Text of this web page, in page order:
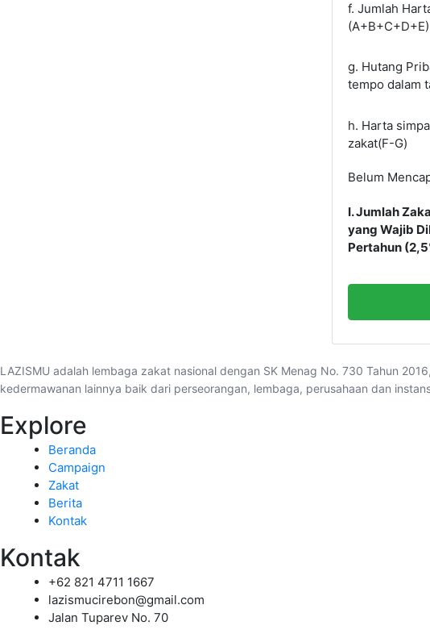
f. Jumlah
(A+B+C+D+E)
g. Hutang
tempo dalam
h. Harta
zakat(F-G)
Belum
I. Jumlah
yang Wajib
Pertahun
LAZISMU adalah lembaga zakat nasional dengan SK Menag No. 730 Tahun
kedermawanan lainnya baik dari perseorangan, lembaga, perusahaan dan
Explore
Beranda
Campaign
Zakat
Berita
Kontak
Kontak
+62 821 4711 1667
lazismucirebon@gmail.com
Jalan Tuparev No. 70